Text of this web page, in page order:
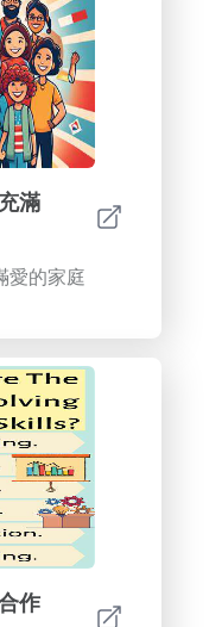
滿
愛的家庭
作